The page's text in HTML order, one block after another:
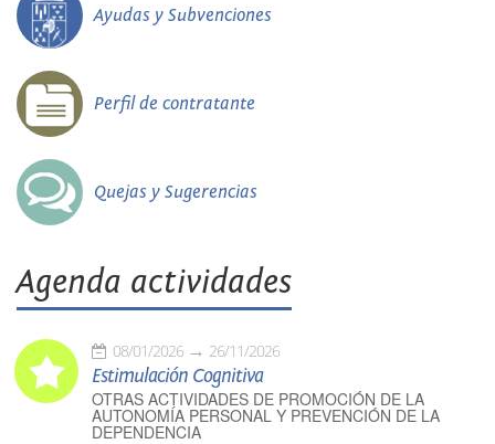
Ayudas y Subvenciones
Perfil de contratante
Quejas y Sugerencias
Agenda actividades
08/01/2026 26/11/2026
Estimulación Cognitiva
OTRAS ACTIVIDADES DE PROMOCIÓN DE LA
AUTONOMÍA PERSONAL Y PREVENCIÓN DE LA
DEPENDENCIA